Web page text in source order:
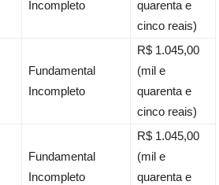
Incompleto
quarenta e
cinco reais)
Fundamental
Incompleto
R$ 1.045,00
(mil e
quarenta e
cinco reais)
Fundamental
Incompleto
R$ 1.045,00
(mil e
quarenta e